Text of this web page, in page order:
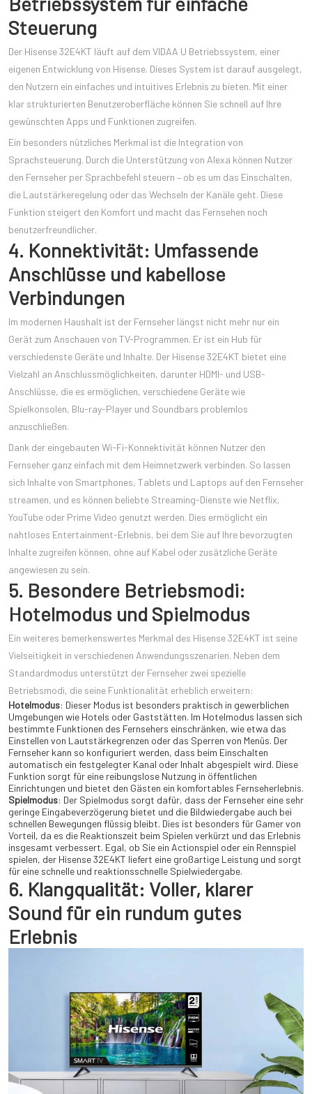
Steuerung
Der Hisense 32E4KT läuft auf dem VIDAA U Betriebssystem, einer
eigenen Entwicklung von Hisense. Dieses System ist darauf ausgelegt,
den Nutzern ein einfaches und intuitives Erlebnis zu bieten. Mit einer
klar strukturierten Benutzeroberfläche können Sie schnell auf Ihre
gewünschten Apps und Funktionen zugreifen.
Ein besonders nützliches Merkmal ist die Integration von
Sprachsteuerung. Durch die Unterstützung von Alexa können Nutzer
den Fernseher per Sprachbefehl steuern – ob es um das Einschalten,
die Lautstärkeregelung oder das Wechseln der Kanäle geht. Diese
Funktion steigert den Komfort und macht das Fernsehen noch
benutzerfreundlicher.
4. Konnektivität: Umfassende
Anschlüsse und kabellose
Verbindungen
Im modernen Haushalt ist der Fernseher längst nicht mehr nur ein
Gerät zum Anschauen von TV-Programmen. Er ist ein Hub für
verschiedenste Geräte und Inhalte. Der Hisense 32E4KT bietet eine
Vielzahl an Anschlussmöglichkeiten, darunter HDMI- und USB-
Anschlüsse, die es ermöglichen, verschiedene Geräte wie
Spielkonsolen, Blu-ray-Player und Soundbars problemlos
anzuschließen.
Dank der eingebauten Wi-Fi-Konnektivität können Nutzer den
Fernseher ganz einfach mit dem Heimnetzwerk verbinden. So lassen
sich Inhalte von Smartphones, Tablets und Laptops auf den Fernseher
streamen, und es können beliebte Streaming-Dienste wie Netflix,
YouTube oder Prime Video genutzt werden. Dies ermöglicht ein
nahtloses Entertainment-Erlebnis, bei dem Sie auf Ihre bevorzugten
Inhalte zugreifen können, ohne auf Kabel oder zusätzliche Geräte
angewiesen zu sein.
5. Besondere Betriebsmodi:
Hotelmodus und Spielmodus
Ein weiteres bemerkenswertes Merkmal des Hisense 32E4KT ist seine
Vielseitigkeit in verschiedenen Anwendungsszenarien. Neben dem
Standardmodus unterstützt der Fernseher zwei spezielle
Betriebsmodi, die seine Funktionalität erheblich erweitern:
Hotelmodus: Dieser Modus ist besonders praktisch in gewerblichen
Umgebungen wie Hotels oder Gaststätten. Im Hotelmodus lassen sich
bestimmte Funktionen des Fernsehers einschränken, wie etwa das
Einstellen von Lautstärkegrenzen oder das Sperren von Menüs. Der
Fernseher kann so konfiguriert werden, dass beim Einschalten
automatisch ein festgelegter Kanal oder Inhalt abgespielt wird. Diese
Funktion sorgt für eine reibungslose Nutzung in öffentlichen
Einrichtungen und bietet den Gästen ein komfortables Fernseherlebnis.
Spielmodus: Der Spielmodus sorgt dafür, dass der Fernseher eine sehr
geringe Eingabeverzögerung bietet und die Bildwiedergabe auch bei
schnellen Bewegungen flüssig bleibt. Dies ist besonders für Gamer von
Vorteil, da es die Reaktionszeit beim Spielen verkürzt und das Erlebnis
insgesamt verbessert. Egal, ob Sie ein Actionspiel oder ein Rennspiel
spielen, der Hisense 32E4KT liefert eine großartige Leistung und sorgt
für eine schnelle und reaktionsschnelle Spielwiedergabe.
6. Klangqualität: Voller, klarer
Sound für ein rundum gutes
Erlebnis